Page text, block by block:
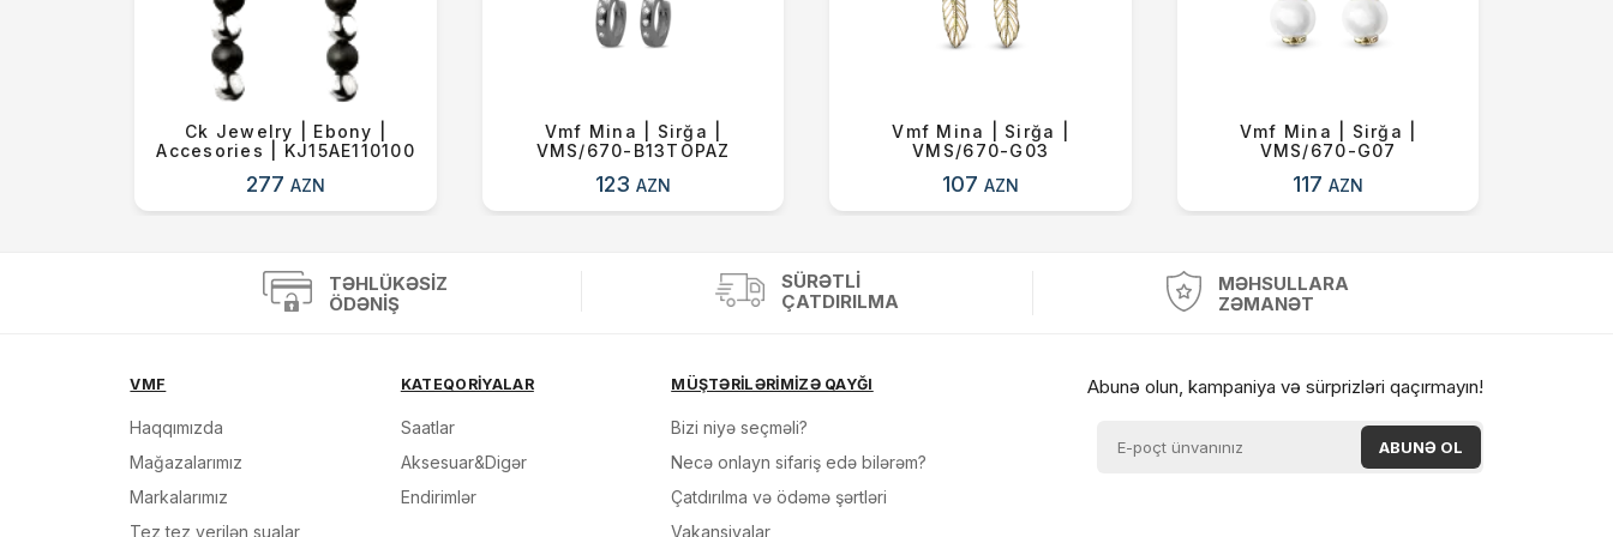
Ck Jewelry | Ebony |
Accesories | KJ15AE110100
277AZN
Vmf Mina | Sirğa |
VMS/670-B13TOPAZ
123AZN
Vmf Mina | Sirğa |
VMS/670-G03
107AZN
Vmf Mina | Sirğa |
VMS/670-G07
117AZN
TƏHLÜKƏSIZ
ÖDƏNIŞ
SÜRƏTLI
ÇATDIRILMA
MƏHSULLARA
ZƏMANƏT
VMF
Haqqımızda
Mağazalarımız
Markalarımız
Tez tez verilən sualar
KATEQORİYALAR
Saatlar
Aksesuar&Digər
Endirimlər
MÜŞTƏRİLƏRİMİZƏ QAYĞI
Bizi niyə seçməli?
Necə onlayn sifariş edə bilərəm?
Çatdırılma və ödəmə şərtləri
Vakansiyalar
Abunə olun, kampaniya və sürprizləri qaçırmayın!